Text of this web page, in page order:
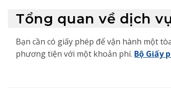
Tổng quan về dịch
Bạn cần có giấy phép để vận hành một
phương tiện với một khoản phí. Bộ Giấy